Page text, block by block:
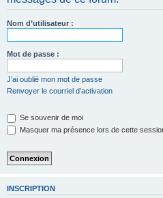
Nom d’utilisateur :
Mot de passe :
J’ai oublié mon mot de passe
Renvoyer le courriel d’activation
Se souvenir de moi
Masquer ma présence lors de cette
INSCRIPTION